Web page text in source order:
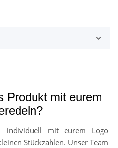
Produkt mit eurem
individuell mit eurem Logo
Stückzahlen. Unser Team